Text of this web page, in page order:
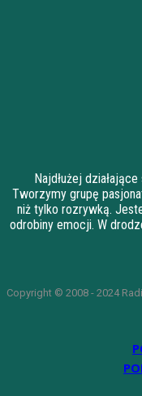
Najdłużej
Tworzymy grupę
niż tylko rozrywką.
odrobiny emocji. W
Copyright © 2008 - 2024